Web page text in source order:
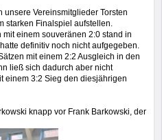
unsere Vereinsmitglieder Torsten
starken Finalspiel aufstellen.
einem souveränen 2:0 stand in
definitiv noch nicht aufgegeben.
mit einem 2:2 Ausgleich in den
ließ sich dadurch aber nicht
einem 3:2 Sieg den diesjährigen
knapp vor Frank Barkowski, der